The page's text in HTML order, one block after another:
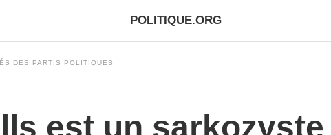
POLITIQUE.ORG
DES PARTIS POLITIQUES
est un sarkozyste